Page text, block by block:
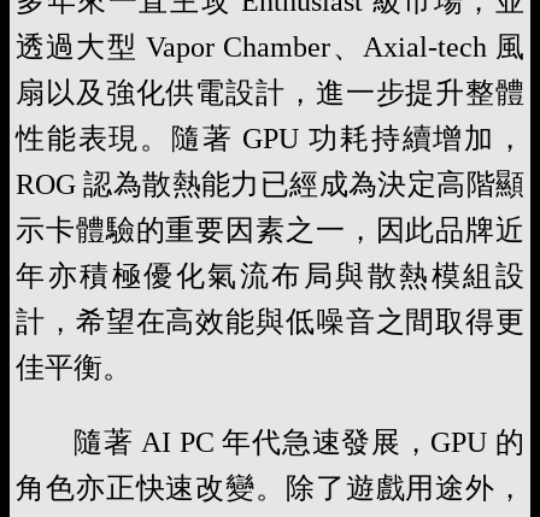
透過大型 Vapor Chamber、Axial-tech 風
扇以及強化供電設計，進一步提升整體
性能表現。隨著 GPU 功耗持續增加，
ROG 認為散熱能力已經成為決定高階顯
示卡體驗的重要因素之一，因此品牌近
年亦積極優化氣流布局與散熱模組設
計，希望在高效能與低噪音之間取得更
佳平衡。
隨著 AI PC 年代急速發展，GPU 的
角色亦正快速改變。除了遊戲用途外，